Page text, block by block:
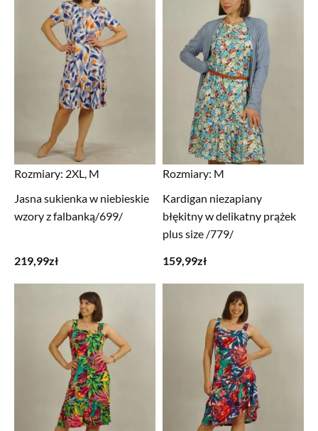
Rozmiary: 2XL, M
Jasna sukienka w niebieskie
wzory z falbanką/699/
219,99zł
Rozmiary: M
Kardigan niezapiany
błękitny w delikatny prążek
plus size /779/
159,99zł